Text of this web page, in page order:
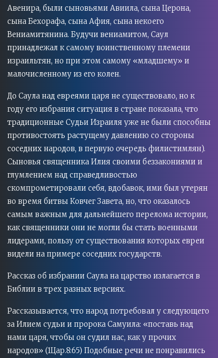
Авенира, были сыновьями Авиила, сына Церона,
сына Бехорафа, сына Афия, сына некоего
Вениамитянина. Будучи вениамитом, Саул
принадлежал к самому воинственному племени
израильтян, но при этом самому «младшему» и
малочисленному из его колен.
До Саула над евреями царя не существовало, но к
году его избрания ситуация в стране показала, что
традиционные Судьи Израиля уже не были способны
противостоять растущему давлению со стороны
соседних народов, в первую очередь филистимлян).
Сыновья священника Илия своими беззакониями и
глумлением над справедливостью
скомпрометировали себя, вдобавок, ими был утерян
во время битвы Ковчег Завета, но, что оказалось
самым важным для дальнейшего перелома истории,
как священники они не могли бы стать военными
лидерами, пользу от существования которых евреи
видели на примере соседних государств.
Рассказ об избрании Саула на царство излагается в
Библии в трех разных версиях.
Рассказывается, что народ потребовал у следующего
за Илием судьи и пророка Самуила: «поставь над
нами царя, чтобы он судил нас, как у прочих
народов» (1Цар.8:65) Подобные речи не понравились